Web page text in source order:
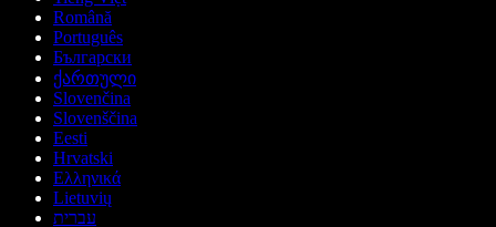
Română
Português
Български
ქართული
Slovenčina
Slovenščina
Eesti
Hrvatski
Ελληνικά
Lietuvių
עברית